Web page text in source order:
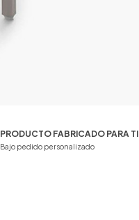
PRODUCTO FABRICADO PARA TI
Bajo pedido personalizado